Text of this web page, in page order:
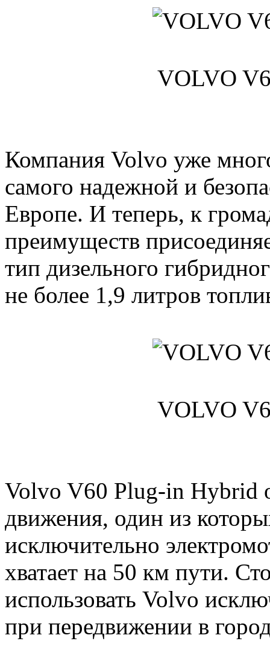
VOLVO
Компания Volvo уже
самого надежной и
Европе. И теперь, к
преимуществ
тип дизельного
не более 1,9 литров
VOLVO
Volvo V60 Plug-in Hybrid
движения, один из
исключительно
хватает на 50 км пути.
использовать Volvo
при передвижении в